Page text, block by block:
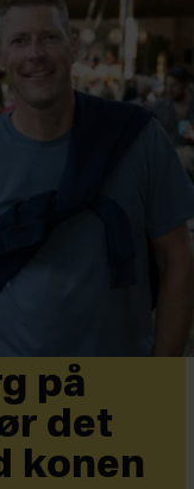
på
det
konen